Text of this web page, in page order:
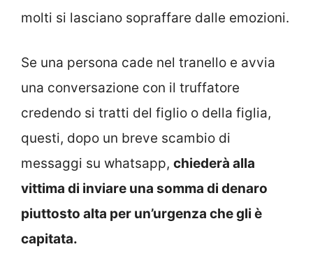
molti si lasciano sopraffare dalle emozioni.
Se una persona cade nel tranello e avvia
una conversazione con il truffatore
credendo si tratti del figlio o della figlia,
questi, dopo un breve scambio di
messaggi su whatsapp, chiederà alla
vittima di inviare una somma di denaro
piuttosto alta per un’urgenza che gli è
capitata.